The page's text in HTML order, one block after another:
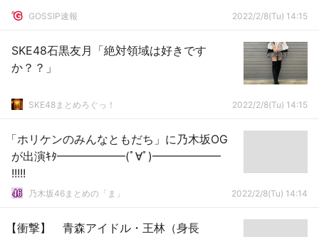
GOSSIP速報 2022/2/8(Tu) 14:15
SKE48石黒友月「絶対領域は好きです
か？？」
SKE48まとめろぐっ！ 2022/2/8(Tu) 14:15
「ホリケンのみんなともだち」に乃木坂OG
が出演ｷﾀ━━━━━━(ﾟ∀ﾟ)━━━━━━
!!!!!
乃木坂46まとめの「ま」 2022/2/8(Tu) 14:14
【衝撃】 青森アイドル・王林（身長